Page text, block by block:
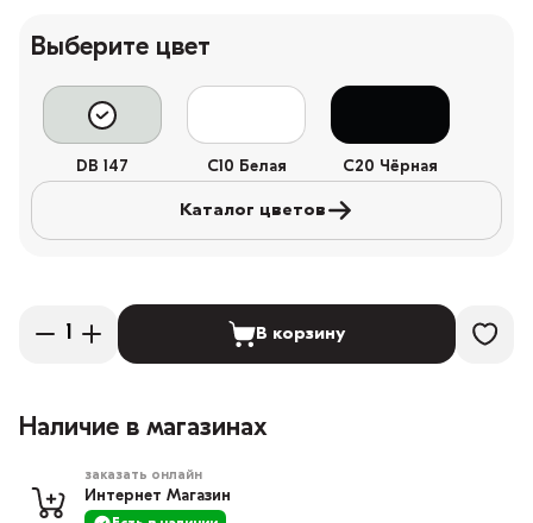
Выберите цвет
DB 147 C10 Белая C20 Чёрная
Каталог цветов
В корзину
Наличие в магазинах
заказать онлайн
Интернет Магазин